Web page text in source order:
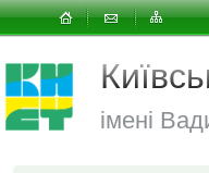
імені